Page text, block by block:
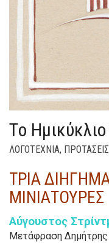
Tο
ΛΟΓΟΤΕΧΝΙΑ, ΠΡΟΤΑΣΕΙΣ
ΤΡΙΑ
ΜΙΝΙΑΤΟΥΡΕΣ
Αύγουστος
Μετάφραση